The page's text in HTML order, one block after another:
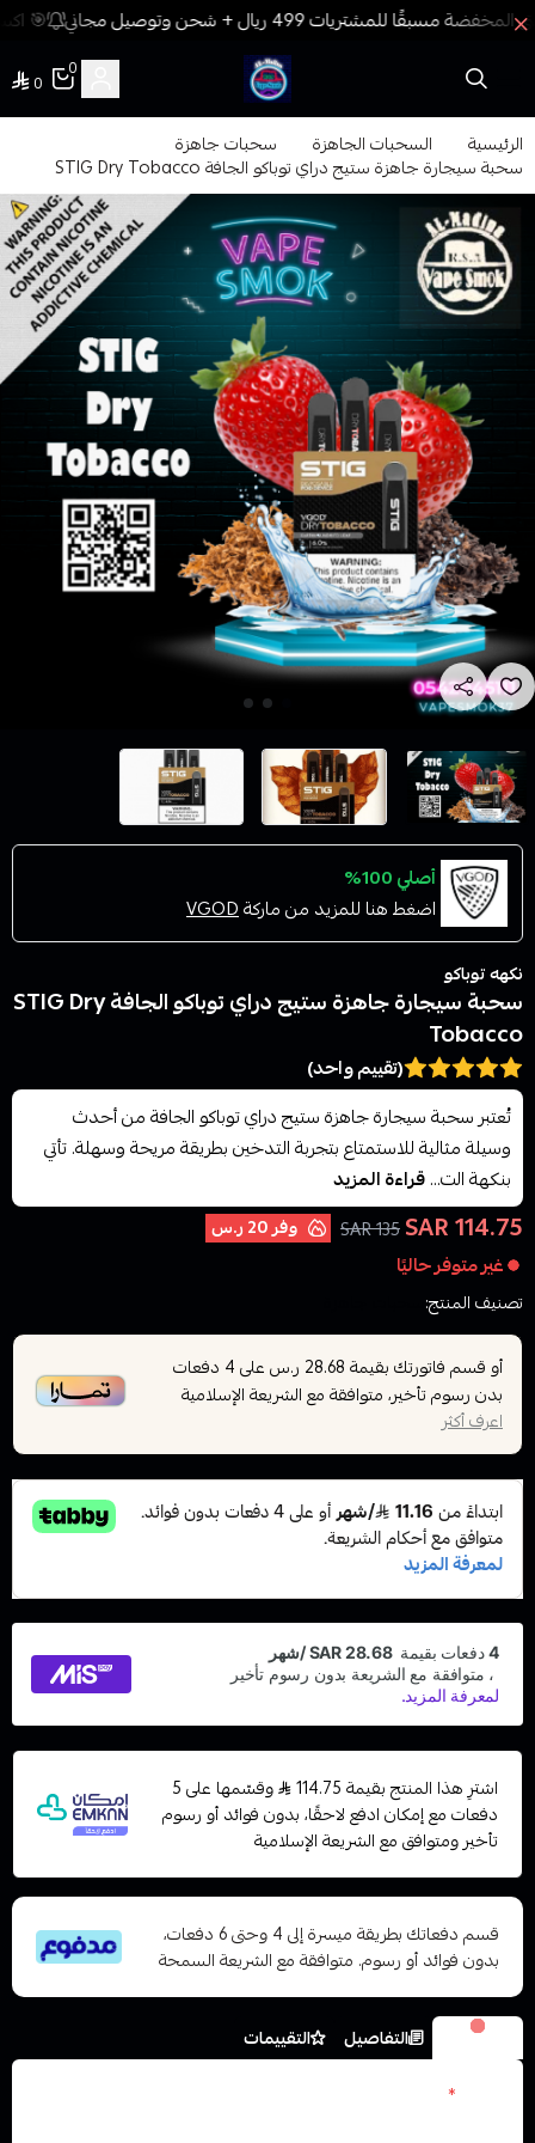
🎯
فيب المدينة
0
0
الرئيسية السحبات الجاهزة سحبات جاهزة
سحبة سيجارة جاهزة ستيج دراي توباكو الجافة STIG Dry Tobacco
أصلي 100%
اضغط هنا للمزيد من ماركةVGOD
نكهه توباكو
سحبة سيجارة جاهزة ستيج دراي توباكو الجافة STIG Dry
Tobacco
(تقييم واحد)
تُعتبر سحبة سيجارة جاهزة ستيج دراي توباكو الجافة من أحدث
وسيلة مثالية للاستمتاع بتجربة التدخين بطريقة مريحة وسهلة. تأتي
بنكهة الت...قراءة المزيد
114.75 SAR
135 SAR وفر20 ر.س
غير متوفر حاليًا
تصنيف المنتج:
أو قسم فاتورتك بقيمة 28.68 ر.س على4 دفعات
بدون رسوم تأخير، متوافقة مع الشريعة الإسلامية
اعرف أكثر
اشترِ هذا المنتج بقيمة 114.75
وقسّمها على 5
دفعات مع إمكان ادفع لاحقًا، بدون فوائد أو رسوم
تأخير ومتوافق مع الشريعة الإسلامية
قسم دفعاتك بطريقة ميسرة إلى 4 وحتى 6 دفعات،
بدون فوائد أو رسوم. متوافقة مع الشريعة السمحة
الخيارات التفاصيل
التقييمات
*